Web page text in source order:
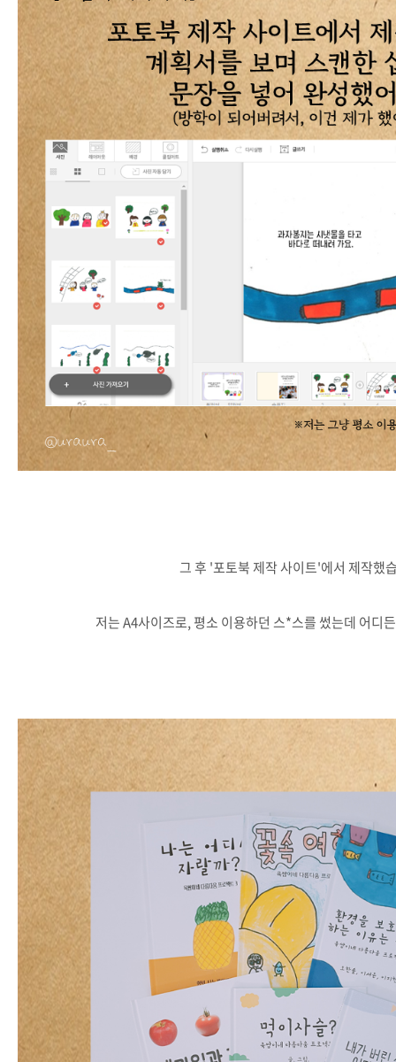
그 후 '포토북 제작 사이트'에서 제작했
저는 A4사이즈로, 평소 이용하던 스*스를 썼는데 어디